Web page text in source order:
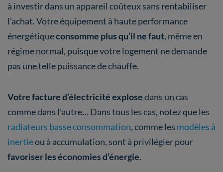
à investir dans un appareil coûteux sans rentabiliser
l’achat. Votre équipement à haute performance
énergétiqueconsomme plus qu’il ne faut, même en
régime normal, puisque votre logement ne demande
pas une telle puissance de chauffe.
Votre facture d’électricité explosedans un cas
comme dans l’autre… Dans tous les cas, notez que les
radiateurs basse consommation, comme les modèles à
inertieou à accumulation, sont à privilégier pour
favoriser les économies d’énergie.